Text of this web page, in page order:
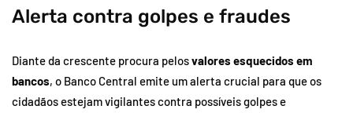
Alerta contra golpes e fraudes
Diante da crescente procura pelosvalores esquecidos em
bancos, o Banco Central emite um alerta crucial para que os
cidadãos estejam vigilantes contra possíveis golpes e